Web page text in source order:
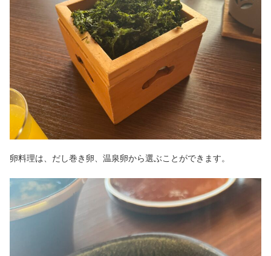
卵料理は、だし巻き卵、温泉卵から選ぶことができます。